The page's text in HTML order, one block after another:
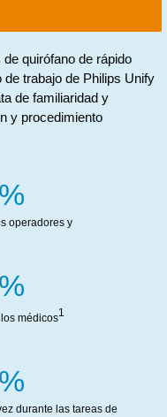
quirófano de rápido
trabajo de Philips Unify
de familiaridad y
y procedimiento
operadores y
médicos1
durante las tareas de